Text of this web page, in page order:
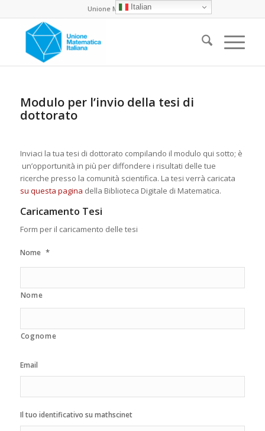
Unione Matematica Italiana
Modulo per l’invio della tesi di
dottorato
Inviaci la tua tesi di dottorato compilando il modulo qui sotto; è
un’opportunità in più per diffondere i risultati delle tue
ricerche presso la comunità scientifica. La tesi verrà caricata
su questa pagina della Biblioteca Digitale di Matematica.
Caricamento Tesi
Form per il caricamento delle tesi
Nome *
Nome
Cognome
Email
Il tuo identificativo su mathscinet
Italian